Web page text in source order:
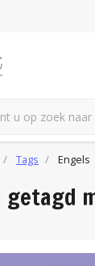
Tags Engels